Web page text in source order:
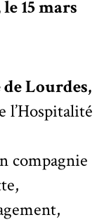
15 mars
Lourdes,
l’Hospitalité
compagnie